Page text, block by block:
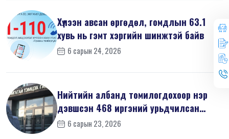
Хүлээн авсан өргөдөл, гомдлын 63.1
хувь нь гэмт хэргийн шинжтэй байв
6 сарын 24, 2026
Нийтийн албанд томилогдохоор нэр
дэвшсэн 468 иргэний урьдчилсан
мэдүүл...
6 сарын 23, 2026